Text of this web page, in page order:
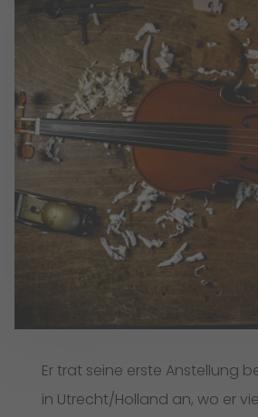
Er trat seine erste Anstellung
in Utrecht/Holland an, wo er